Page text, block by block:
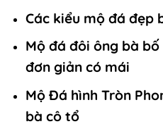
Các kiểu mộ đá đẹp
Mộ đá đôi ông bà
đơn giản có mái
Mộ Đá hình Tròn
bà cô tổ